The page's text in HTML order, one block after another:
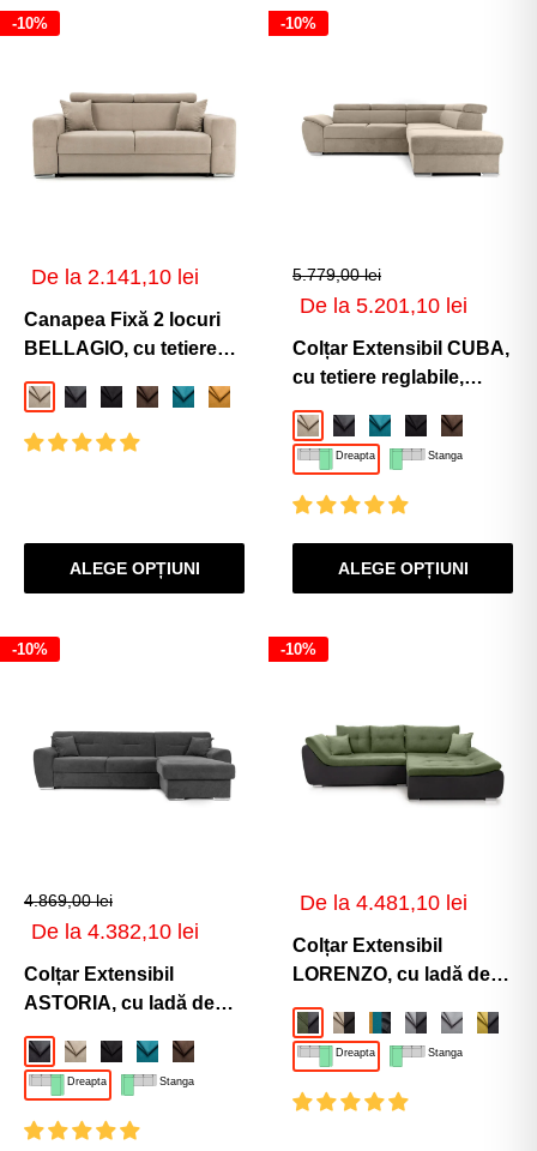
-10%
Preț
vânzare
De la 2.141,10 lei
Canapea Fixă 2 locuri
BELLAGIO, cu tetiere
reglabile, 205x100x100
cm
Bej-Enjoy
Gri-Inchis-Enjoy
Negru-Enjoy
Maro-Enjoy
Turcoaz-Enjoy
Mango-Enjoy
ALEGE OPȚIUNI
-10%
Preț
vânzare
De la 5.201,10 lei
5.779,00 lei
Colțar Extensibil CUBA,
cu tetiere reglabile,
variante stânga/dreapta
266x232x80 cm
Bej-Enjoy
Gri-Inchis-Enjoy
Turcoaz-Enjoy
Negru-Enjoy
Maro-Enjoy
Dreapta Stanga
ALEGE OPȚIUNI
-10%
Preț
vânzare
De la 4.382,10 lei
4.869,00 lei
Colțar Extensibil
ASTORIA, cu ladă de
depozitare, variante
stânga/dreapta
281x168x85 cm
Gri-Inchis-Enjoy
Bej-EnjoyNegru-Enjoy
Turcoaz-Enjoy
Maro-Enjoy
Dreapta Stanga
-10%
Preț
vânzare
De la 4.481,10 lei
Colțar Extensibil
LORENZO, cu ladă de
depozitare, variante
stânga/dreapta
280x180x70 cm
Dreapta Stanga
Verde-Gri-Inchis-Enjoy
Bej-Cafeniu-Enjoy
Mango-Turcoaz-
Gri-Deschis-
Gri-